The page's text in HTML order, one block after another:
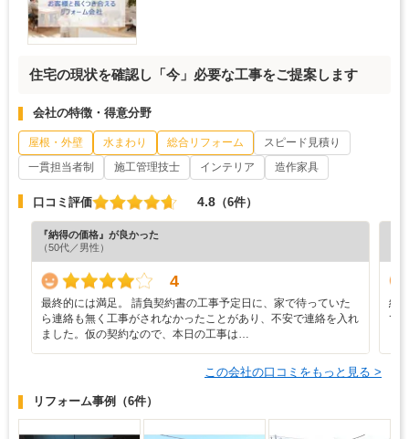
住宅の現状を確認し「今」必要な工事をご提案します
会社の特徴・得意分野
屋根・外壁 水まわり 総合リフォーム
スピード見積り
一貫担当者制
施工管理技士 インテリア 造作家具
口コミ評価 4.8 （6件）
『納得の価格』が良かった
（50代／男性）
4
最終的には満足。 請負契約書の工事予定日に、家で待っていた
ら連絡も無く工事がされなかったことがあり、不安で連絡を入れ
ました。仮の契約なので、本日の工事は…
細
て
この会社の口コミをもっと見る >
リフォーム事例 （6件）